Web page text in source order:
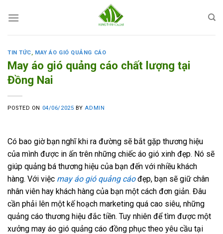
TIN TỨC, MAY ÁO GIÓ QUẢNG CÁO
May áo gió quảng cáo chất lượng tại
Đồng Nai
POSTED ON 04/06/2025 BY ADMIN
Có bao giờ bạn nghĩ khi ra đường sẽ bắt gặp thương hiệu
của mình được in ấn trên những chiếc áo gió xinh đẹp. Nó sẽ
giúp quảng bá thương hiệu của bạn đến với nhiều khách
hàng. Với việc may áo gió quảng cáođẹp, bạn sẽ giữ chân
nhân viên hay khách hàng của bạn một cách đơn giản. Đâu
cần phải lên một kế hoạch marketing quá cao siêu, những
quảng cáo thương hiệu đắc tiền. Tuy nhiên để tìm được một
xưởng may áo gió quảng cáo đồng phục theo yêu cầu tại